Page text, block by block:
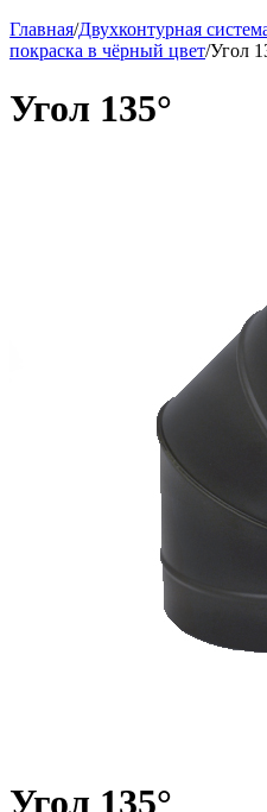
Главная/Двухконтурная
покраска в чёрный цвет/Угол
Угол 135°
Угол 135°